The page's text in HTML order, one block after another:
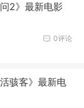
2》最新电影
0评论
骇客》最新电